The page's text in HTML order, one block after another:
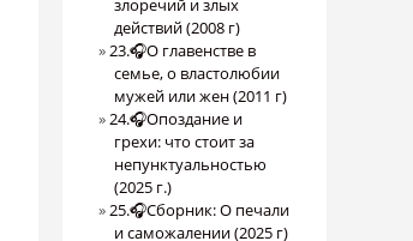
злоречий и злых
действий (2008 г)
23.🎧О главенстве в
семье, о властолюбии
мужей или жен (2011 г)
24.🎧Опоздание и
грехи: что стоит за
непунктуальностью
(2025 г.)
25.🎧Сборник: О печали
и саможалении (2025 г)